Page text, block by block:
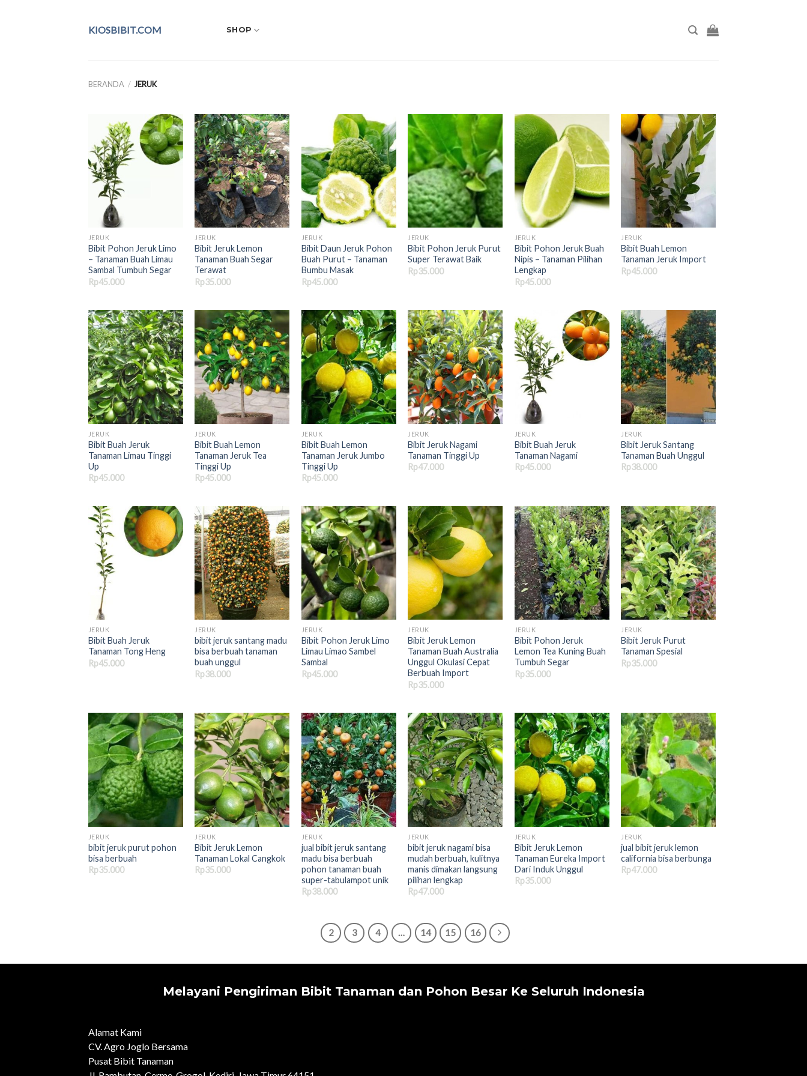
KIOSBIBIT.COM SHOP
BERANDA / JERUK
JERUK
Bibit Pohon Jeruk Limo
– Tanaman Buah Limau
Sambal Tumbuh Segar
Rp45.000
JERUK
Bibit Jeruk Lemon
Tanaman Buah Segar
Terawat
Rp35.000
JERUK
Bibit Daun Jeruk Pohon
Buah Purut – Tanaman
Bumbu Masak
Rp45.000
JERUK
Bibit Pohon Jeruk Purut
Super Terawat Baik
Rp35.000
JERUK
Bibit Pohon Jeruk Buah
Nipis – Tanaman Pilihan
Lengkap
Rp45.000
JERUK
Bibit Buah Lemon
Tanaman Jeruk Import
Rp45.000
JERUK
Bibit Buah Jeruk
Tanaman Limau Tinggi
Up
Rp45.000
JERUK
Bibit Buah Lemon
Tanaman Jeruk Tea
Tinggi Up
Rp45.000
JERUK
Bibit Buah Lemon
Tanaman Jeruk Jumbo
Tinggi Up
Rp45.000
JERUK
Bibit Jeruk Nagami
Tanaman Tinggi Up
Rp47.000
JERUK
Bibit Buah Jeruk
Tanaman Nagami
Rp45.000
JERUK
Bibit Jeruk Santang
Tanaman Buah Unggul
Rp38.000
JERUK
Bibit Buah Jeruk
Tanaman Tong Heng
Rp45.000
JERUK
bibit jeruk santang madu
bisa berbuah tanaman
buah unggul
Rp38.000
JERUK
Bibit Pohon Jeruk Limo
Limau Limao Sambel
Sambal
Rp45.000
JERUK
Bibit Jeruk Lemon
Tanaman Buah Australia
Unggul Okulasi Cepat
Berbuah Import
Rp35.000
JERUK
Bibit Pohon Jeruk
Lemon Tea Kuning Buah
Tumbuh Segar
Rp35.000
JERUK
Bibit Jeruk Purut
Tanaman Spesial
Rp35.000
JERUK
bibit jeruk purut pohon
bisa berbuah
Rp35.000
JERUK
Bibit Jeruk Lemon
Tanaman Lokal Cangkok
Rp35.000
JERUK
jual bibit jeruk santang
madu bisa berbuah
pohon tanaman buah
super-tabulampot unik
Rp38.000
JERUK
bibit jeruk nagami bisa
mudah berbuah, kulitnya
manis dimakan langsung
pilihan lengkap
Rp47.000
JERUK
Bibit Jeruk Lemon
Tanaman Eureka Import
Dari Induk Unggul
Rp35.000
JERUK
jual bibit jeruk lemon
california bisa berbunga
Rp47.000
2 3 4 … 14 15 16
Melayani Pengiriman Bibit Tanaman dan Pohon Besar Ke Seluruh Indonesia
Alamat Kami
CV. Agro Joglo Bersama
Pusat Bibit Tanaman